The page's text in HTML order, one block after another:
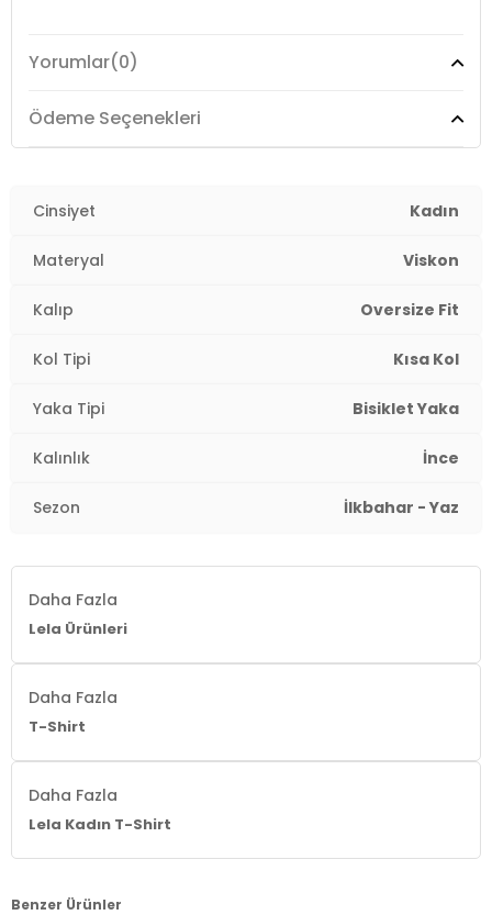
2DY5865911.12
Yorumlar(0)
Ödeme Seçenekleri
Cinsiyet Kadın
Materyal Viskon
Kalıp Oversize Fit
Kol Tipi Kısa Kol
Yaka Tipi Bisiklet Yaka
Kalınlık İnce
Sezon İlkbahar - Yaz
Daha Fazla
Lela Ürünleri
Daha Fazla
T-Shirt
Daha Fazla
Lela Kadın T-Shirt
Benzer Ürünler